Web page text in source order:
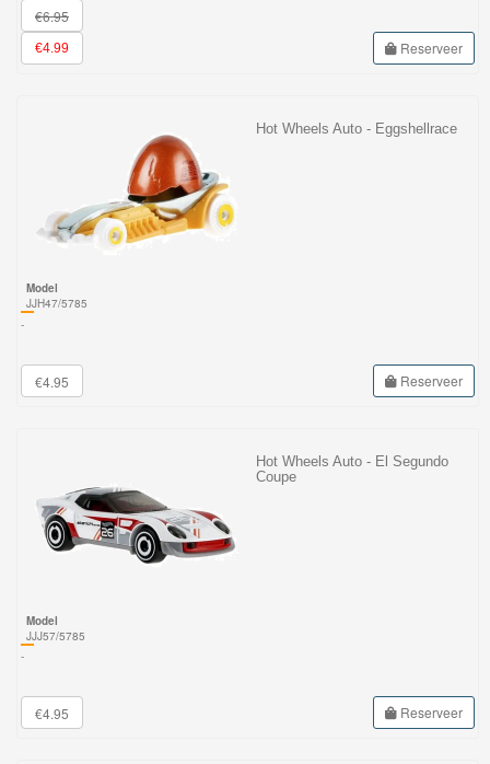
€6.95
€4.99 Reserveer
Hot Wheels Auto - Eggshellrace
Model
JJH47/5785
-
€4.95 Reserveer
Hot Wheels Auto - El Segundo
Coupe
Model
JJJ57/5785
-
€4.95 Reserveer